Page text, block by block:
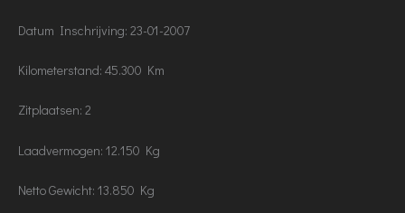
Datum Inschrijving: 23-01-2007
Kilometerstand: 45.300 Km
Zitplaatsen: 2
Laadvermogen: 12.150 Kg
Netto Gewicht: 13.850 Kg